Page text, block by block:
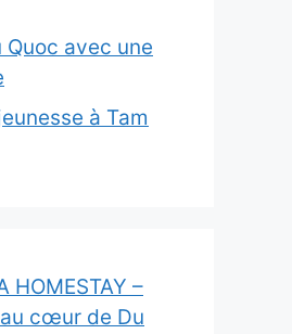
Quoc avec une
à Tam
HOMESTAY –
cœur de Du